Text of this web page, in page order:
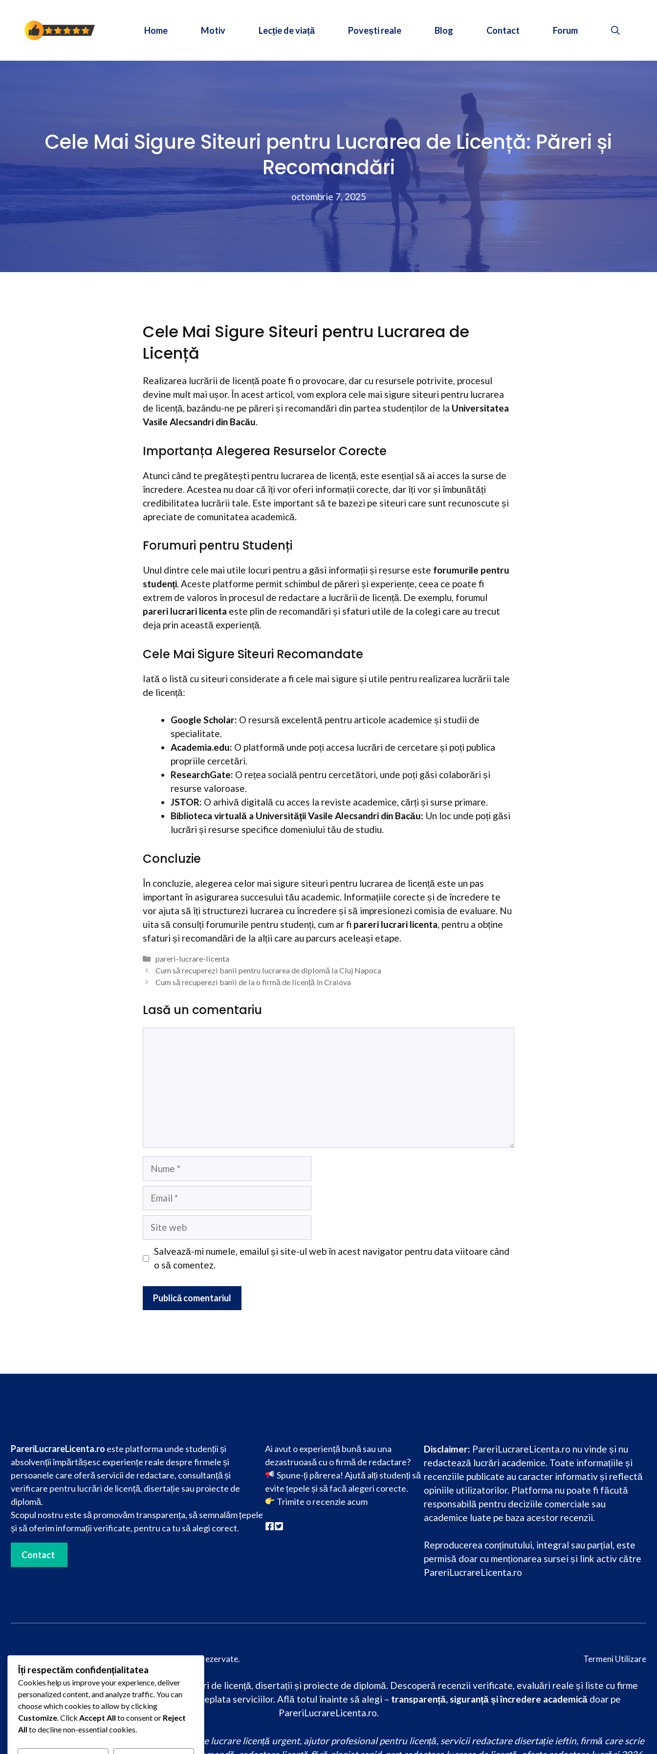
conținut
Home Motiv Lecție de viață Povești reale Blog Contact Forum
Cele Mai Sigure Siteuri pentru Lucrarea de Licență: Păreri și
Recomandări
octombrie 7, 2025
Cele Mai Sigure Siteuri pentru Lucrarea de
Licență
Realizarea lucrării de licență poate fi o provocare, dar cu resursele potrivite, procesul
devine mult mai ușor. În acest articol, vom explora cele mai sigure siteuri pentru lucrarea
de licență, bazându-ne pe păreri și recomandări din partea studenților de la Universitatea
Vasile Alecsandri din Bacău.
Importanța Alegerea Resurselor Corecte
Atunci când te pregătești pentru lucrarea de licență, este esențial să ai acces la surse de
încredere. Acestea nu doar că îți vor oferi informații corecte, dar îți vor și îmbunătăți
credibilitatea lucrării tale. Este important să te bazezi pe siteuri care sunt recunoscute și
apreciate de comunitatea academică.
Forumuri pentru Studenți
Unul dintre cele mai utile locuri pentru a găsi informații și resurse este forumurile pentru
studenți. Aceste platforme permit schimbul de păreri și experiențe, ceea ce poate fi
extrem de valoros în procesul de redactare a lucrării de licență. De exemplu, forumul
pareri lucrari licenta este plin de recomandări și sfaturi utile de la colegi care au trecut
deja prin această experiență.
Cele Mai Sigure Siteuri Recomandate
Iată o listă cu siteuri considerate a fi cele mai sigure și utile pentru realizarea lucrării tale
de licență:
Google Scholar: O resursă excelentă pentru articole academice și studii de
specialitate.
Academia.edu: O platformă unde poți accesa lucrări de cercetare și poți publica
propriile cercetări.
ResearchGate: O rețea socială pentru cercetători, unde poți găsi colaborări și
resurse valoroase.
JSTOR: O arhivă digitală cu acces la reviste academice, cărți și surse primare.
Biblioteca virtuală a Universității Vasile Alecsandri din Bacău: Un loc unde poți găsi
lucrări și resurse specifice domeniului tău de studiu.
Concluzie
În concluzie, alegerea celor mai sigure siteuri pentru lucrarea de licență este un pas
important în asigurarea succesului tău academic. Informațiile corecte și de încredere te
vor ajuta să îți structurezi lucrarea cu încredere și să impresionezi comisia de evaluare. Nu
uita să consulți forumurile pentru studenți, cum ar fi pareri lucrari licenta , pentru a obține
sfaturi și recomandări de la alții care au parcurs aceleași etape.
Categorii
pareri-lucrare-licenta
Cum să recuperezi banii pentru lucrarea de diplomă la Cluj Napoca
Cum să recuperezi banii de la o firmă de licență în Craiova
Lasă un comentariu
Nume
Email
Site
Salvează-mi numele, emailul și site-ul web în acest navigator pentru data viitoare când
o să comentez.
PareriLucrareLicenta.ro este platforma unde studenții și
absolvenții împărtășesc experiențe reale despre firmele și
persoanele care oferă servicii de redactare, consultanță și
verificare pentru lucrări de licență, disertație sau proiecte de
diplomă.
Scopul nostru este să promovăm transparența, să semnalăm țepele
și să oferim informații verificate, pentru ca tu să alegi corect.
Contact
Ai avut o experiență bună sau una
dezastruoasă cu o firmă de redactare?
Spune-ți părerea! Ajută alți studenți să
evite țepele și să facă alegeri corecte.
Trimite o recenzie acum
Disclaimer: PareriLucrareLicenta.ro nu vinde și nu
redactează lucrări academice. Toate informațiile și
recenziile publicate au caracter informativ și reflectă
opiniile utilizatorilor. Platforma nu poate fi făcută
responsabilă pentru deciziile comerciale sau
academice luate pe baza acestor recenzii.
Reproducerea conținutului, integral sau parțial, este
permisă doar cu menționarea sursei și link activ către
PareriLucrareLicenta.ro
© 2025PareriLucrareLicenta.ro– Toate drepturile rezervate. Termeni Utilizare
Caută păreri despre firme de redactare lucrări de licență, disertații și proiecte de diplomă. Descoperă recenzii verificate, evaluări reale și liste cu firme
raportate pentru plagiat, întârziere sau neplata serviciilor. Află totul înainte să alegi – transparență, siguranță și încredere academicădoar pe
PareriLucrareLicenta.ro.
comandă lucrare de licență originală, redactare lucrare licență urgent, ajutor profesional pentru licență, servicii redactare disertație ieftin, firmă care scrie
Îți respectăm confidențialitatea
Cookies help us improve your experience, deliver
personalized content, and analyze traffic. You can
choose which cookies to allow by clicking
Customize. Click Accept All to consent or Reject
All to decline non-essential cookies.